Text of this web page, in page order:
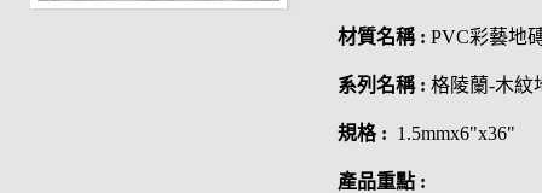
材質名稱 : PVC彩藝地
系列名稱 : 格陵蘭-木紋
規格 : 1.5mmx6"x36"
產品重點 :